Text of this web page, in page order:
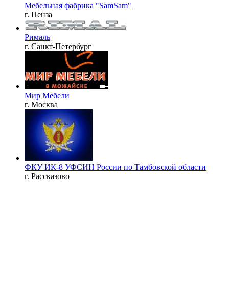
Мебельная фабрика "SamSam"
г. Пенза
Рималь
г. Санкт-Петербург
Мир Мебели
г. Москва
ФКУ ИК-8 УФСИН России по Тамбовской области
г. Рассказово